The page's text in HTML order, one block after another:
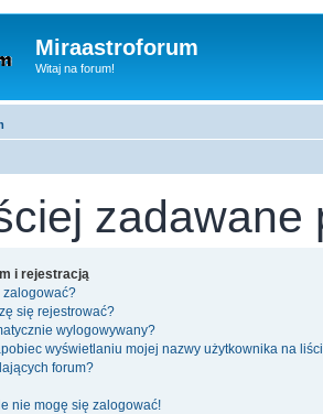
Miraastroforum
Witaj na forum!
zadawane
i rejestracją
zalogować?
się rejestrować?
wylogowywany?
wyświetlaniu mojej nazwy użytkownika na
forum?
nie mogę się zalogować!